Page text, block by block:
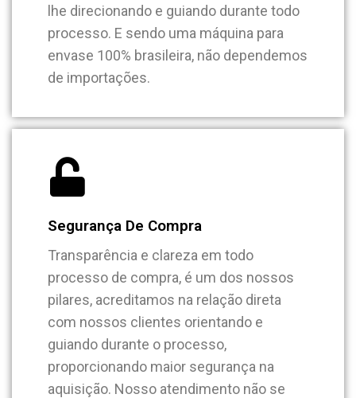
lhe direcionando e guiando durante todo
processo. E sendo uma máquina para
envase 100% brasileira, não dependemos
de importações.
Segurança De Compra
Transparência e clareza em todo
processo de compra, é um dos nossos
pilares, acreditamos na relação direta
com nossos clientes orientando e
guiando durante o processo,
proporcionando maior segurança na
aquisição. Nosso atendimento não se